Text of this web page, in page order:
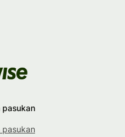
pasukan
pasukan